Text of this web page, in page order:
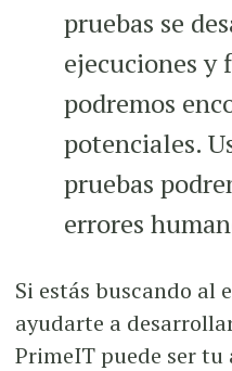
pruebas se
ejecuciones y
podremos
potenciales.
pruebas
errores
Si estás buscando al
ayudarte a
PrimeIT puede ser tu